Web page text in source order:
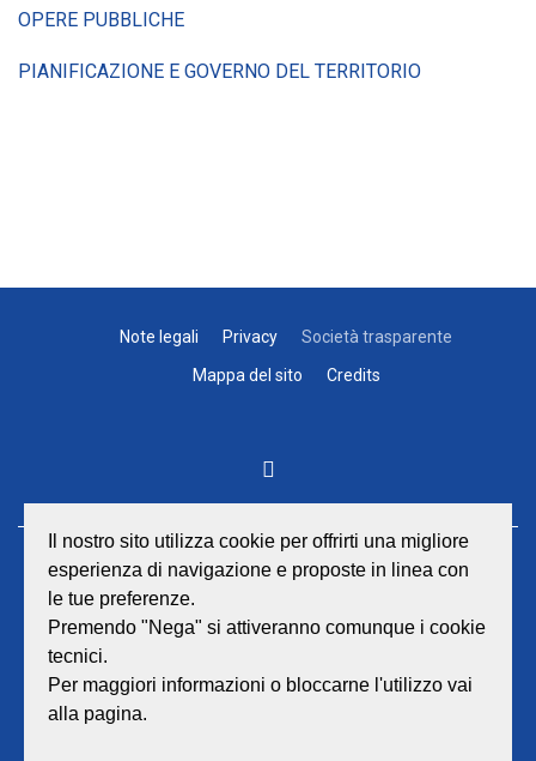
OPERE PUBBLICHE
PIANIFICAZIONE E GOVERNO DEL TERRITORIO
Note legali Privacy
Società trasparente
Mappa del sito
Credits
GEAT Srl
Sede legale e amministrativa:
Viale Lombardia 17 - 47838 Riccione
Capitale sociale euro 12.233.943,00 I.V.
Il nostro sito utilizza cookie per offrirti una migliore
esperienza di navigazione e proposte in linea con
le tue preferenze.
Premendo "Nega" si attiveranno comunque i cookie
tecnici.
Per maggiori informazioni o bloccarne l'utilizzo vai
alla pagina.